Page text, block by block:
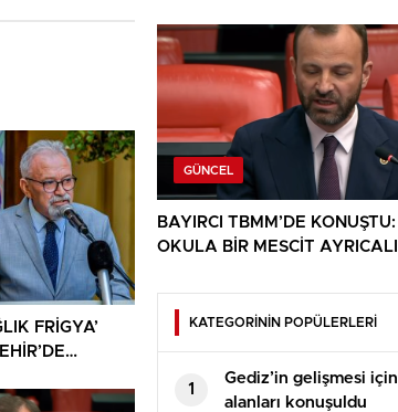
FRİGYA’
GÜNCEL
BAYIRCI TBMM’DE KONUŞTU:
OKULA BİR MESCİT
KATEGORİNİN POPÜLERLERİ
1
Gediz’in gelişmesi
alanları konuşuldu